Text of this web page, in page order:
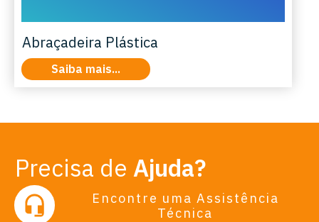
Abraçadeira Plástica
Saiba mais...
Precisa de Ajuda?
Encontre uma Assistência
Técnica